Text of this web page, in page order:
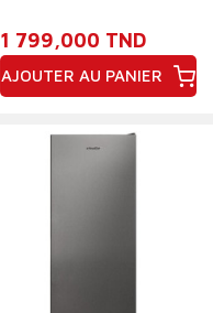
1 799,000 TND
AJOUTER AU PANIER